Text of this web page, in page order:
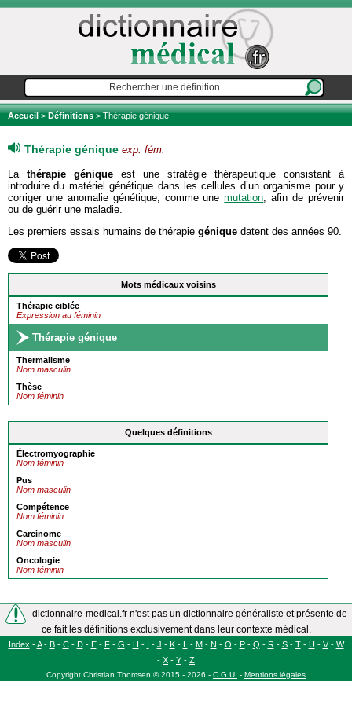
Accueil>Définitions> Thérapie génique
Mots médicaux voisins
Thérapie ciblée
Expression au féminin
Thérapie génique
Thermalisme
Nom masculin
Thèse
Nom féminin
Quelques définitions
Électromyographie
Nom féminin
Pus
Nom masculin
Compétence
Nom féminin
Carcinome
Nom masculin
Oncologie
Nom féminin
Thérapie génique exp. fém.
La thérapie génique est une stratégie thérapeutique consistant à
introduire du matériel génétique dans les cellules d’un organisme pour y
corriger une anomalie génétique, comme unemutation, afin de prévenir
ou de guérir une maladie.
Les premiers essais humains de thérapie génique datent des années 90.
dictionnaire-medical.fr n'est pas un dictionnaire généraliste et présente de
ce fait les définitions exclusivement dans leur contexte médical.
Index -A- B- C- D- E- F- G - H - I - J - K- L - M- N - O - P- Q - R- S- T- U- V- W
- X - Y - Z
Copyright Christian Thomsen ©2015 - 2026 - C.G.U. - Mentions légales